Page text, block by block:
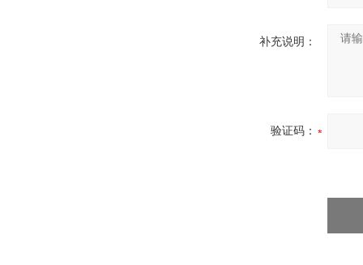
补充说明：
验证码：